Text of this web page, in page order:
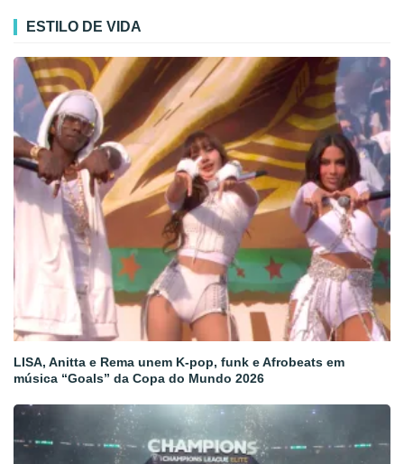
ESTILO DE VIDA
LISA, Anitta e Rema unem K-pop, funk e Afrobeats em
música “Goals” da Copa do Mundo 2026